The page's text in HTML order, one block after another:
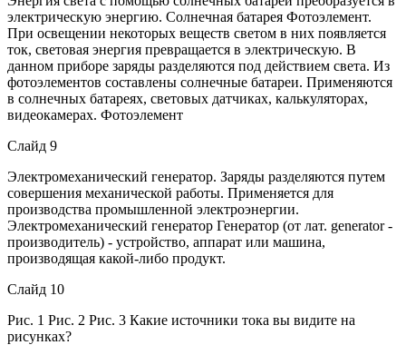
электрическую энергию. Солнечная батарея Фотоэлемент.
При освещении некоторых веществ светом в них появляется
ток, световая энергия превращается в электрическую. В
данном приборе заряды разделяются под действием света. Из
фотоэлементов составлены солнечные батареи. Применяются
в солнечных батареях, световых датчиках, калькуляторах,
видеокамерах. Фотоэлемент
Слайд 9
Электромеханический генератор. Заряды разделяются путем
совершения механической работы. Применяется для
производства промышленной электроэнергии.
Электромеханический генератор Генератор (от лат. generator -
производитель) - устройство, аппарат или машина,
производящая какой-либо продукт.
Слайд 10
Рис. 1 Рис. 2 Рис. 3 Какие источники тока вы видите на
рисунках?